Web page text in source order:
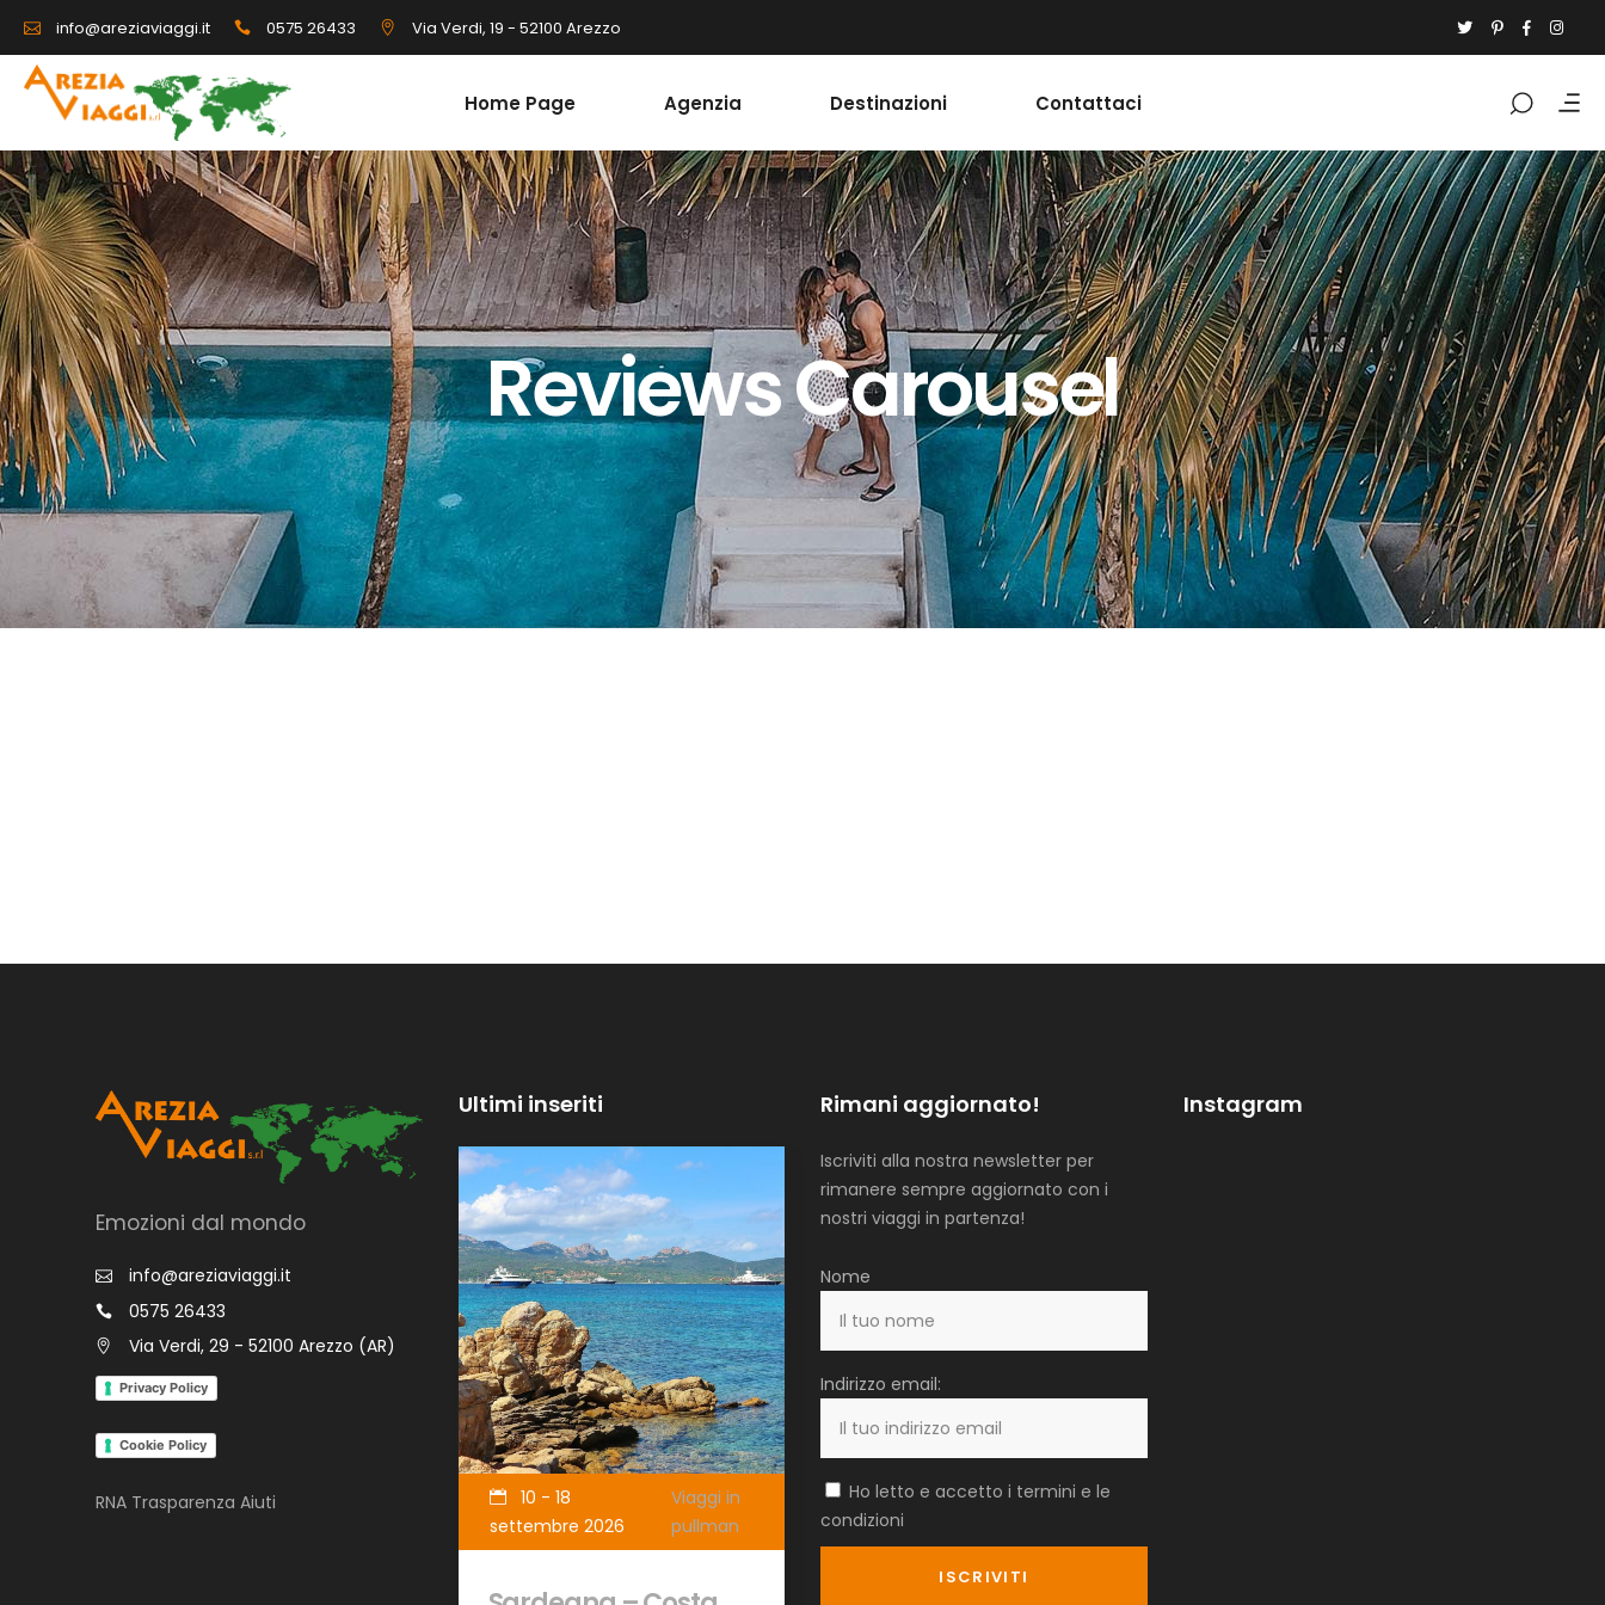
info@areziaviaggi.it 0575 26433 Via Verdi, 19 - 52100 Arezzo
Home Page Agenzia Destinazioni Contattaci
Reviews Carousel
Emozioni dal mondo
info@areziaviaggi.it
0575 26433
Via Verdi, 29 - 52100 Arezzo (AR)
Privacy Policy
Cookie Policy
RNA Trasparenza Aiuti
Ultimi inseriti
10 - 18
settembre 2026
Viaggi in
pullman
Rimani aggiornato!
Iscriviti alla nostra newsletter per
rimanere sempre aggiornato con i
nostri viaggi in partenza!
Nome
Indirizzo email:
Ho letto e accetto i termini e le
condizioni
Instagram